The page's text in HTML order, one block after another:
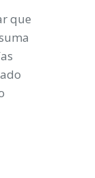
que